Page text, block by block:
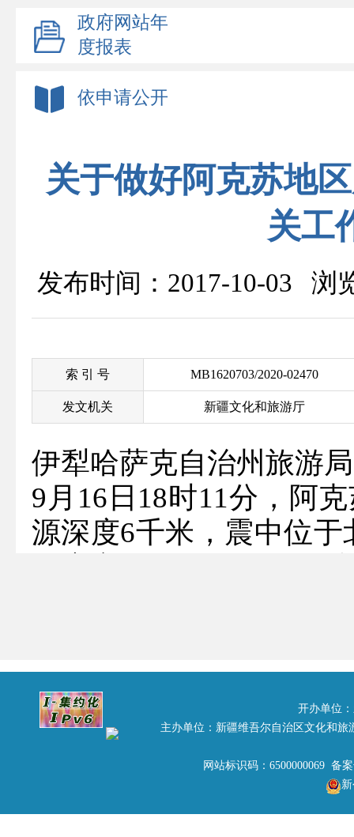
政府网站年
度报表
依申请公开
关于做好阿克苏地
关工
发布时间：2017-10-03 浏
索 引 号 MB1620703/2020-02470
发文机关 新疆文化和旅游厅
伊犁哈萨克自治州旅游
9月16日18时11分，阿
源深度6千米，震中位于
分布，人口稀少，景区
震后，自治区旅游发展
急机制，及时督促阿克
问旅游景区、酒店、
况。截至目前，经阿克
开办单位
主办单位：新疆维吾尔自治区文化和
网站标识码：6500000069 备